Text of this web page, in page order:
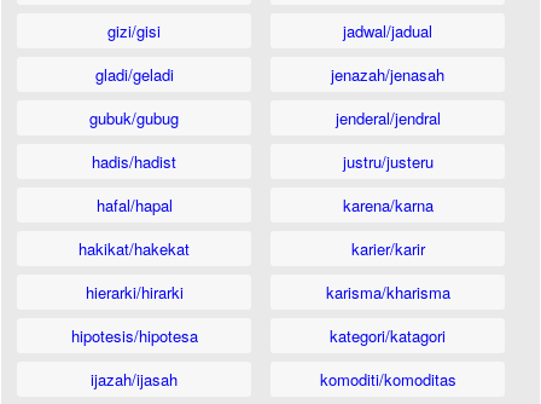
gizi/gisi
gladi/geladi
gubuk/gubug
hadis/hadist
hafal/hapal
hakikat/hakekat
hierarki/hirarki
hipotesis/hipotesa
ijazah/ijasah
jadwal/jadual
jenazah/jenasah
jenderal/jendral
justru/justeru
karena/karna
karier/karir
karisma/kharisma
kategori/katagori
komoditi/komoditas